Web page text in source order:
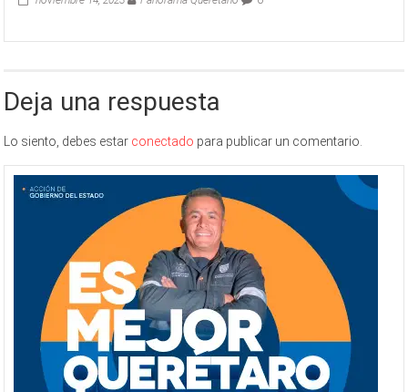
Deja una respuesta
Lo siento, debes estar conectado para publicar un comentario.